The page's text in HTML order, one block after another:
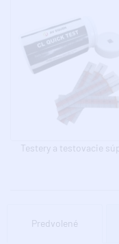
Testery a testovacie
Predvolené